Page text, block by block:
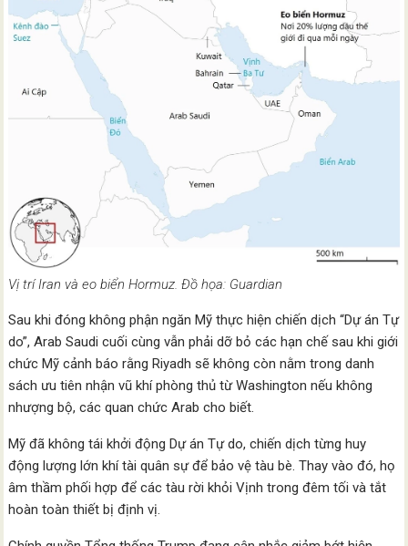
Vị trí Iran và eo biển Hormuz. Đồ họa: Guardian
Sau khi đóng không phận ngăn Mỹ thực hiện chiến dịch “Dự án Tự
do”, Arab Saudi cuối cùng vẫn phải dỡ bỏ các hạn chế sau khi giới
chức Mỹ cảnh báo rằng Riyadh sẽ không còn nằm trong danh
sách ưu tiên nhận vũ khí phòng thủ từ Washington nếu không
nhượng bộ, các quan chức Arab cho biết.
Mỹ đã không tái khởi động Dự án Tự do, chiến dịch từng huy
động lượng lớn khí tài quân sự để bảo vệ tàu bè. Thay vào đó, họ
âm thầm phối hợp để các tàu rời khỏi Vịnh trong đêm tối và tắt
hoàn toàn thiết bị định vị.